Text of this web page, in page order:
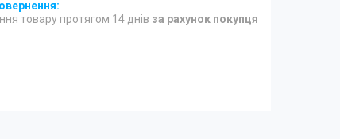
товару протягом 14 днів за рахунок покупця